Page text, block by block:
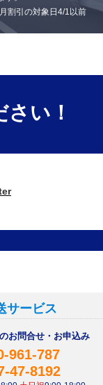
割引の対象日4/1以前
い！
サービス
お問合せ・お申込み
961-787
47-8192